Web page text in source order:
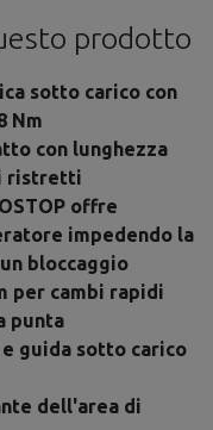
prodotto
sotto carico con
Nm
con lunghezza
ristretti
offre
impedendo la
bloccaggio
per cambi rapidi
punta
guida sotto carico
dell'area di